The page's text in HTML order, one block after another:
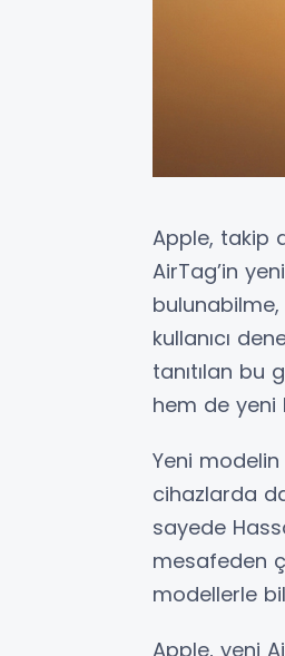
Apple, takip
AirTag’in
kullanıcı
tanıtılan bu
hem de yeni
Yeni
cihazlarda
sayede
mesafeden
modellerle
Apple, yeni